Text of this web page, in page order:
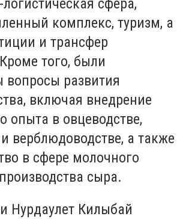
сфера,
комплекс, туризм, а
и трансфер
того, были
вопросы развития
включая внедрение
опыта в овцеводстве,
верблюдоводстве, а также
в сфере молочного
сыра.
Нурдаулет Килыбай